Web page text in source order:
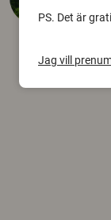
PS. Det är
Jag vill